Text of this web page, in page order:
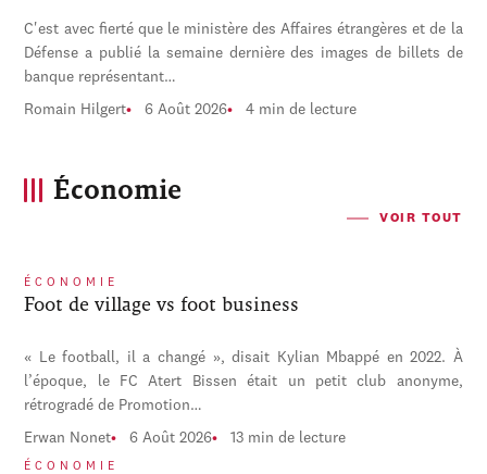
C'est avec fierté que le ministère des Affaires étrangères et de la
Défense a publié la semaine dernière des images de billets de
banque représentant…
Romain Hilgert 6 Août 2026 4 min de lecture
Économie
VOIR TOUT
ÉCONOMIE
Foot de village vs foot business
« Le football, il a changé », disait Kylian Mbappé en 2022. À
l’époque, le FC Atert Bissen était un petit club anonyme,
rétrogradé de Promotion…
Erwan Nonet 6 Août 2026 13 min de lecture
ÉCONOMIE